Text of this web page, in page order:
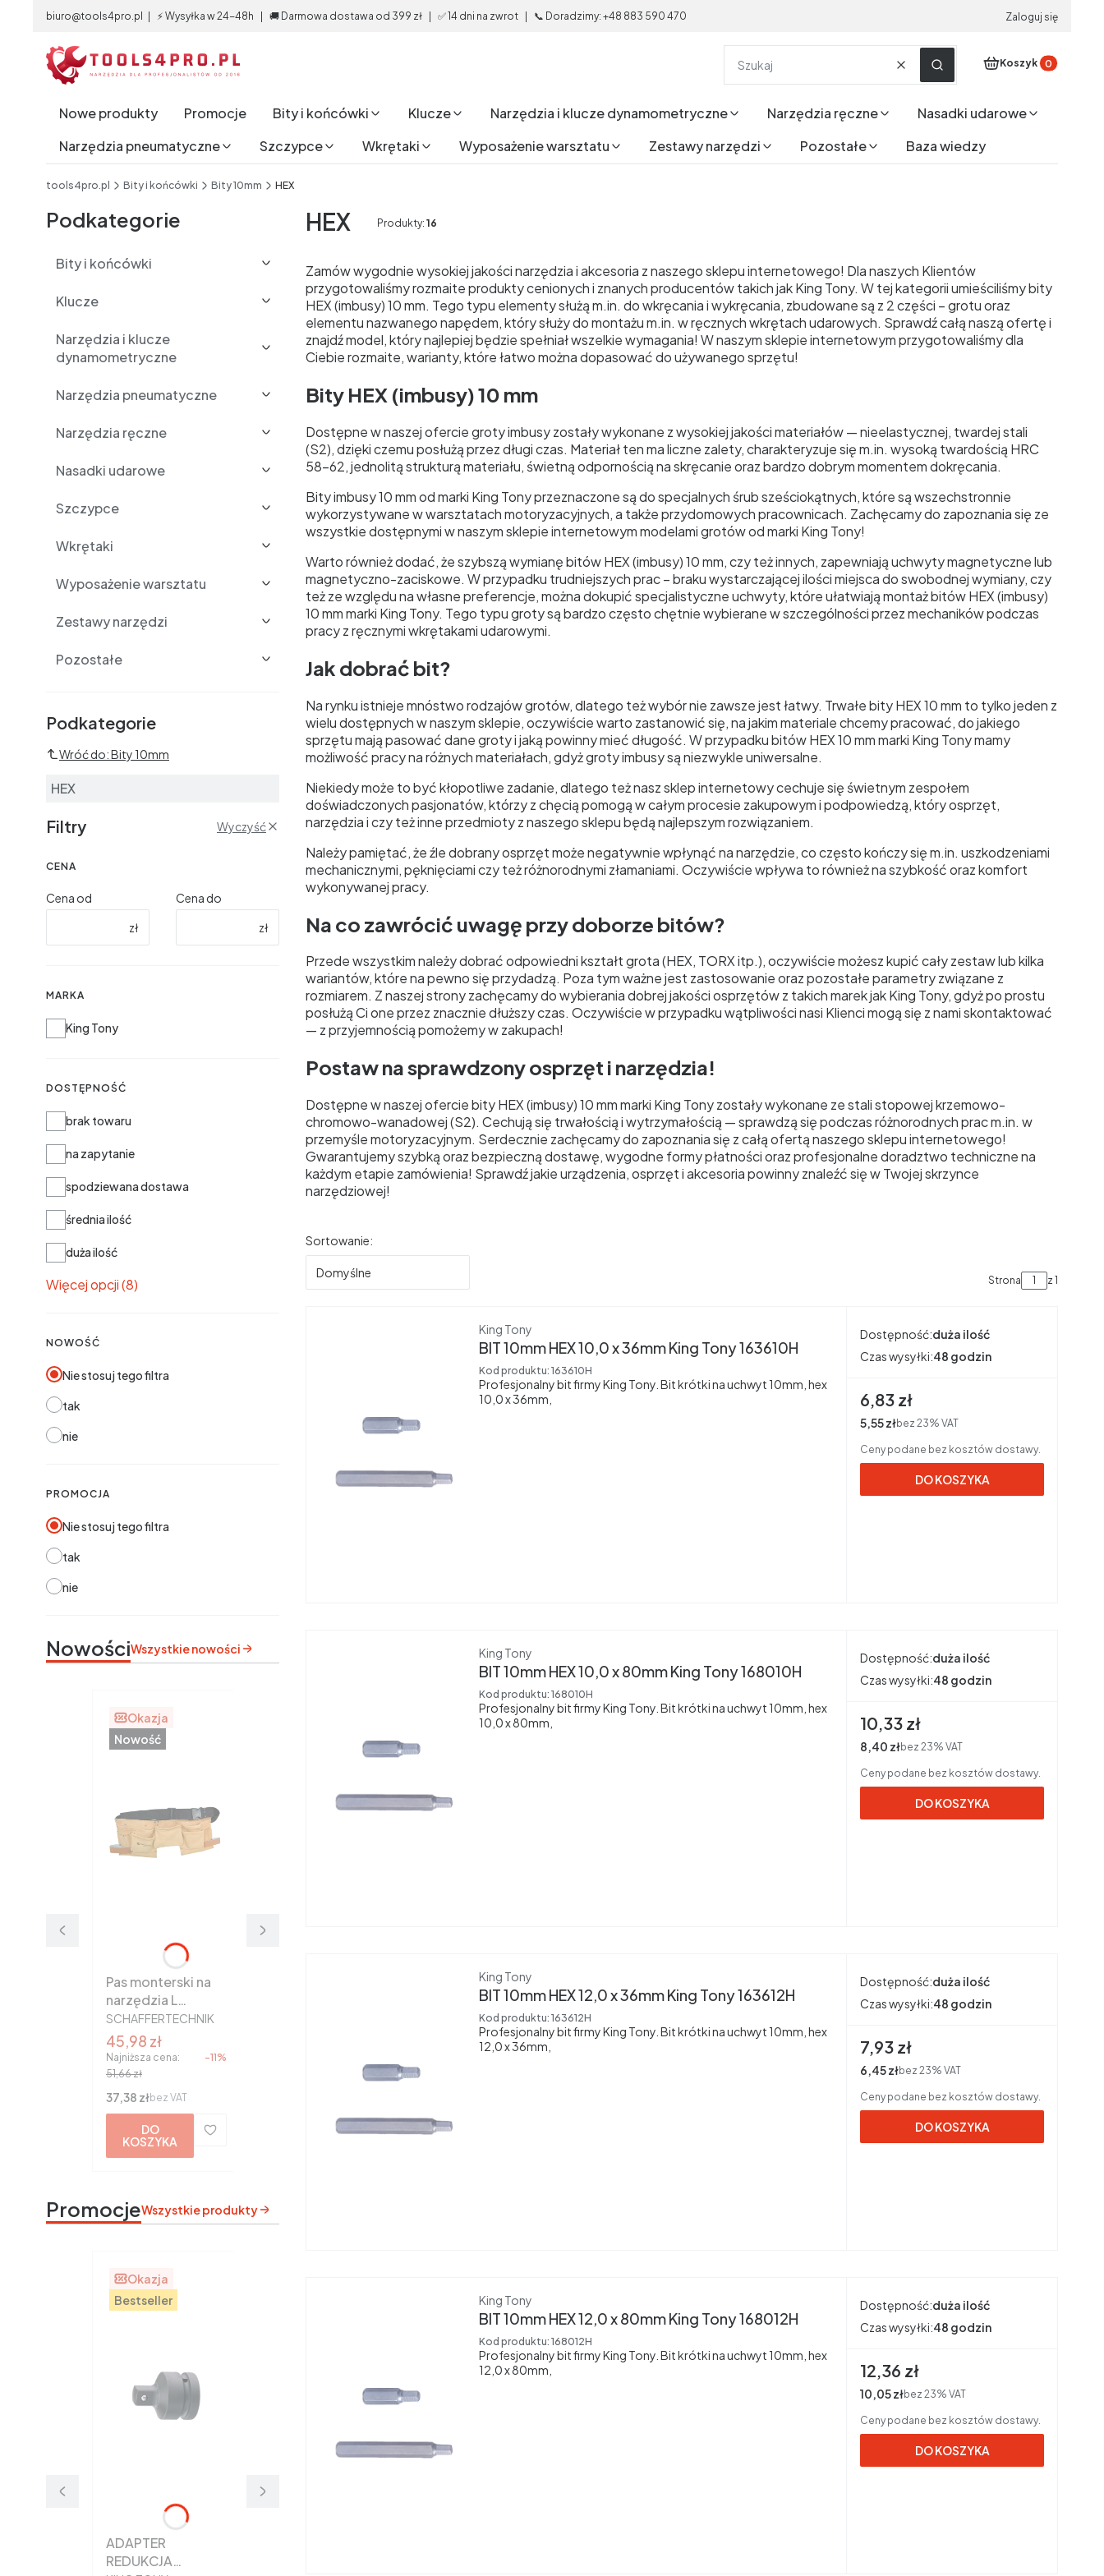
biuro@tools4pro.pl | ⚡ Wysyłka w 24-48h | 🚚 Darmowa dostawa od 399 zł | ✅ 14 dni na zwrot | 📞 Doradzimy: +48 883 590 470 Zaloguj się
WyczyśćSzukaj
Produkty w
Koszyk
Nowe produkty Promocje Bity i końcówki Klucze Narzędzia i klucze dynamometryczne Narzędzia ręczne
Nasadki udarowe
Narzędzia pneumatyczne
Szczypce Wkrętaki Wyposażenie warsztatu Zestawy narzędzi Pozostałe
Baza wiedzy
tools4pro.pl Bity i końcówki Bity 10mm HEX
Podkategorie
Bity i końcówki
Klucze
Narzędzia i klucze
dynamometryczne
Narzędzia pneumatyczne
Narzędzia ręczne
Nasadki udarowe
Szczypce
Wkrętaki
Wyposażenie warsztatu
Zestawy narzędzi
Pozostałe
Podkategorie
Wróć do: Bity 10mm
HEX
Filtry Wyczyść
CENA
Cena od
zł
Cena do
zł
MARKA
Marka
King Tony
DOSTĘPNOŚĆ
Dostępność
brak towaru
na zapytanie
spodziewana dostawa
średnia ilość
duża ilość
Więcej opcji (8)
NOWOŚĆ
Nie stosuj tego filtra
tak
nie
PROMOCJA
Nie stosuj tego filtra
tak
nie
NowościWszystkie nowości
Okazja
Nowość
Pas monterski na
narzędzia L
zatrzask
SchafferTechnik
PRODUCENT
SCHAFFERTECHNIK
Cena promocyjna
45,98 zł
Najniższa cena:
51,66 zł
-11%
Cena
37,38 złbez VAT
DO
KOSZYKA
PromocjeWszystkie produkty
Okazja
Bestseller
ADAPTER
REDUKCJA
HEX Produkty: 16
Zamów wygodnie wysokiej jakości narzędzia i akcesoria z naszego sklepu internetowego! Dla naszych Klientów
przygotowaliśmy rozmaite produkty cenionych i znanych producentów takich jak King Tony. W tej kategorii umieściliśmy bity
HEX (imbusy) 10 mm. Tego typu elementy służą m.in. do wkręcania i wykręcania, zbudowane są z 2 części – grotu oraz
elementu nazwanego napędem, który służy do montażu m.in. w ręcznych wkrętach udarowych. Sprawdź całą naszą ofertę i
znajdź model, który najlepiej będzie spełniał wszelkie wymagania! W naszym sklepie internetowym przygotowaliśmy dla
Ciebie rozmaite, warianty, które łatwo można dopasować do używanego sprzętu!
Bity HEX (imbusy) 10 mm
Dostępne w naszej ofercie groty imbusy zostały wykonane z wysokiej jakości materiałów — nieelastycznej, twardej stali
(S2), dzięki czemu posłużą przez długi czas. Materiał ten ma liczne zalety, charakteryzuje się m.in. wysoką twardością HRC
58-62, jednolitą strukturą materiału, świetną odpornością na skręcanie oraz bardzo dobrym momentem dokręcania.
Bity imbusy 10 mm od marki King Tony przeznaczone są do specjalnych śrub sześciokątnych, które są wszechstronnie
wykorzystywane w warsztatach motoryzacyjnych, a także przydomowych pracownicach. Zachęcamy do zapoznania się ze
wszystkie dostępnymi w naszym sklepie internetowym modelami grotów od marki King Tony!
Warto również dodać, że szybszą wymianę bitów HEX (imbusy) 10 mm, czy też innych, zapewniają uchwyty magnetyczne lub
magnetyczno-zaciskowe. W przypadku trudniejszych prac – braku wystarczającej ilości miejsca do swobodnej wymiany, czy
też ze względu na własne preferencje, można dokupić specjalistyczne uchwyty, które ułatwiają montaż bitów HEX (imbusy)
10 mm marki King Tony. Tego typu groty są bardzo często chętnie wybierane w szczególności przez mechaników podczas
pracy z ręcznymi wkrętakami udarowymi.
Jak dobrać bit?
Na rynku istnieje mnóstwo rodzajów grotów, dlatego też wybór nie zawsze jest łatwy. Trwałe bity HEX 10 mm to tylko jeden z
wielu dostępnych w naszym sklepie, oczywiście warto zastanowić się, na jakim materiale chcemy pracować, do jakiego
sprzętu mają pasować dane groty i jaką powinny mieć długość. W przypadku bitów HEX 10 mm marki King Tony mamy
możliwość pracy na różnych materiałach, gdyż groty imbusy są niezwykle uniwersalne.
Niekiedy może to być kłopotliwe zadanie, dlatego też nasz sklep internetowy cechuje się świetnym zespołem
doświadczonych pasjonatów, którzy z chęcią pomogą w całym procesie zakupowym i podpowiedzą, który osprzęt,
narzędzia i czy też inne przedmioty z naszego sklepu będą najlepszym rozwiązaniem.
Należy pamiętać, że źle dobrany osprzęt może negatywnie wpłynąć na narzędzie, co często kończy się m.in. uszkodzeniami
mechanicznymi, pęknięciami czy też różnorodnymi złamaniami. Oczywiście wpływa to również na szybkość oraz komfort
wykonywanej pracy.
Na co zawrócić uwagę przy doborze bitów?
Przede wszystkim należy dobrać odpowiedni kształt grota (HEX, TORX itp.), oczywiście możesz kupić cały zestaw lub kilka
wariantów, które na pewno się przydadzą. Poza tym ważne jest zastosowanie oraz pozostałe parametry związane z
rozmiarem. Z naszej strony zachęcamy do wybierania dobrej jakości osprzętów z takich marek jak King Tony, gdyż po prostu
posłużą Ci one przez znacznie dłuższy czas. Oczywiście w przypadku wątpliwości nasi Klienci mogą się z nami skontaktować
— z przyjemnością pomożemy w zakupach!
Postaw na sprawdzony osprzęt i narzędzia!
Dostępne w naszej ofercie bity HEX (imbusy) 10 mm marki King Tony zostały wykonane ze stali stopowej krzemowo-
chromowo-wanadowej (S2). Cechują się trwałością i wytrzymałością — sprawdzą się podczas różnorodnych prac m.in. w
przemyśle motoryzacyjnym. Serdecznie zachęcamy do zapoznania się z całą ofertą naszego sklepu internetowego!
Gwarantujemy szybką oraz bezpieczną dostawę, wygodne formy płatności oraz profesjonalne doradztwo techniczne na
każdym etapie zamówienia! Sprawdź jakie urządzenia, osprzęt i akcesoria powinny znaleźć się w Twojej skrzynce
narzędziowej!
Lista produktów
Sortowanie:
Domyślne
Strona z 1
Producent
King Tony
BIT 10mm HEX 10,0 x 36mm King Tony 163610H
Kod produktu: 163610H
Profesjonalny bit firmy King Tony. Bit krótki na uchwyt 10mm, hex
10,0 x 36mm,
Dostępność:duża ilość
Czas wysyłki:48 godzin
Cena brutto
6,83 zł
Cena netto
5,55 złbez 23% VAT
Ceny podane bez kosztów dostawy.
DO KOSZYKA
Producent
King Tony
BIT 10mm HEX 10,0 x 80mm King Tony 168010H
Kod produktu: 168010H
Profesjonalny bit firmy King Tony. Bit krótki na uchwyt 10mm, hex
10,0 x 80mm,
Dostępność:duża ilość
Czas wysyłki:48 godzin
Cena brutto
10,33 zł
Cena netto
8,40 złbez 23% VAT
Ceny podane bez kosztów dostawy.
DO KOSZYKA
Producent
King Tony
BIT 10mm HEX 12,0 x 36mm King Tony 163612H
Kod produktu: 163612H
Profesjonalny bit firmy King Tony. Bit krótki na uchwyt 10mm, hex
12,0 x 36mm,
Dostępność:duża ilość
Czas wysyłki:48 godzin
Cena brutto
7,93 zł
Cena netto
6,45 złbez 23% VAT
Ceny podane bez kosztów dostawy.
DO KOSZYKA
Producent
King Tony
BIT 10mm HEX 12,0 x 80mm King Tony 168012H
Kod produktu: 168012H
Profesjonalny bit firmy King Tony. Bit krótki na uchwyt 10mm, hex
12,0 x 80mm,
Dostępność:duża ilość
Czas wysyłki:48 godzin
Cena brutto
12,36 zł
Cena netto
10,05 złbez 23% VAT
Ceny podane bez kosztów dostawy.
DO KOSZYKA